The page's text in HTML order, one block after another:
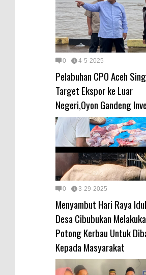
0 4-5-2025
Pelabuhan CPO Aceh
Target Ekspor ke Luar
Negeri,Oyon Gandeng
0 3-29-2025
Menyambut Hari Raya
Desa Cibubukan
Potong Kerbau Untuk
Kepada Masyarakat